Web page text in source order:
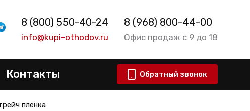
8 (800) 550-40-24
info@kupi-othodov.ru
8 (968) 800-44-00
Офис продаж с 9 до 18
Контакты Обратный звонок
пленка